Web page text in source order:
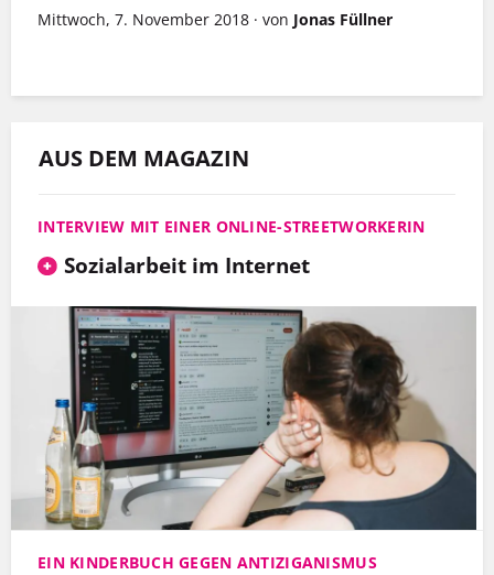
Mittwoch, 7. November 2018 · von Jonas Füllner
AUS DEM MAGAZIN
INTERVIEW MIT EINER ONLINE-STREETWORKERIN
Sozialarbeit im Internet
EIN KINDERBUCH GEGEN ANTIZIGANISMUS